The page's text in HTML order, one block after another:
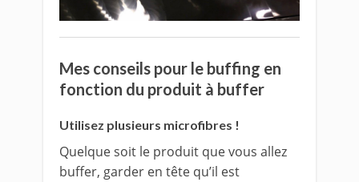
Mes conseils pour le buffing en
fonction du produit à buffer
Utilisez plusieurs microfibres !
Quelque soit le produit que vous allez
buffer, garder en tête qu’il est